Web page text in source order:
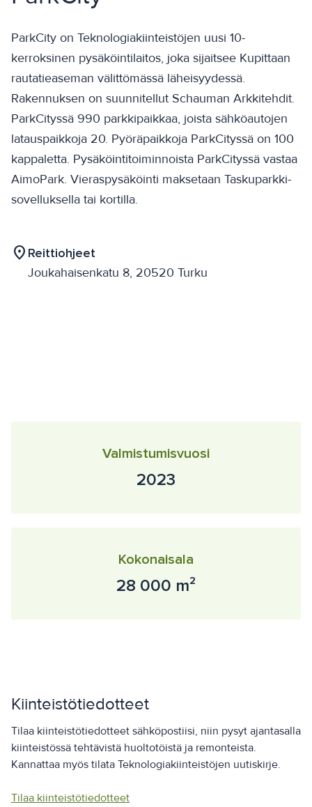
ParkCity on Teknologiakiinteistöjen uusi 10-
kerroksinen pysäköintilaitos, joka sijaitsee Kupittaan
rautatieaseman välittömässä läheisyydessä.
Rakennuksen on suunnitellut Schauman Arkkitehdit.
ParkCityssä 990 parkkipaikkaa, joista sähköautojen
latauspaikkoja 20. Pyöräpaikkoja ParkCityssä on 100
kappaletta. Pysäköintitoiminnoista ParkCityssä vastaa
AimoPark. Vieraspysäköinti maksetaan Taskuparkki-
sovelluksella tai kortilla.
location_on Reittiohjeet
Joukahaisenkatu 8, 20520 Turku
Valmistumisvuosi
2023
Kokonaisala
28 000 m²
Kiinteistötiedotteet
Tilaa kiinteistötiedotteet sähköpostiisi, niin pysyt ajantasalla
kiinteistössä tehtävistä huoltotöistä ja remonteista.
Kannattaa myös tilata Teknologiakiinteistöjen uutiskirje.
Tilaa kiinteistötiedotteet